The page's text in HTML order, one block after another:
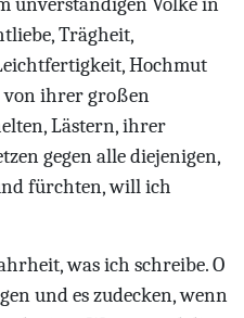
Trägheit,
Hochmut
von ihrer großen
Lästern, ihrer
gegen alle diejenigen,
fürchten, will ich
was ich schreibe. O
und es zudecken, wenn